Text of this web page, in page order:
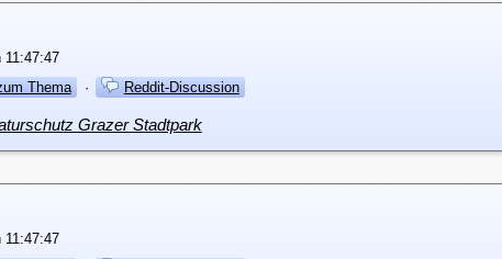
11:47:47
Thema · Reddit-Discussion
Grazer Stadtpark
11:47:47